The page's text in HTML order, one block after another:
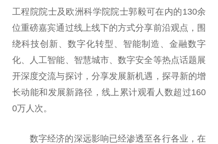
工程院院士及欧洲科学院院士郭毅可在内的130余
位重磅嘉宾通过线上线下的方式分享前沿观点，围
绕科技创新、数字化转型、智能制造、 金融数字
化、人工智能、智慧城市、数字安全等热点话题展
开深度交流与探讨，分享发展新机遇，探寻新的增
长动能和发展新路径，线上累计观看人数超过160
0万人次。
数字经济的深远影响已经渗透至各行各业，在